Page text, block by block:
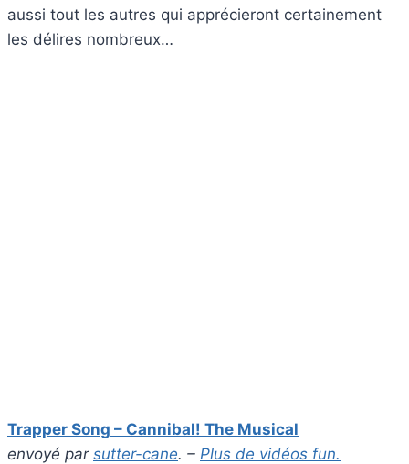
aussi tout les autres qui apprécieront certainement
les délires nombreux…
Trapper Song – Cannibal! The Musical
envoyé par sutter-cane. – Plus de vidéos fun.